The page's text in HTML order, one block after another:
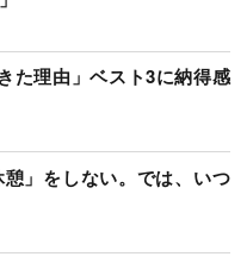
た理由」ベスト3に納得感
」をしない。では、いつ